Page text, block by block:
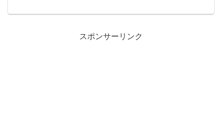
スポンサーリンク